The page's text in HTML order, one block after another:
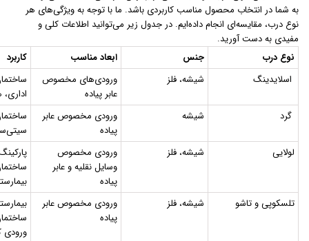
به شما در انتخاب محصول مناسب کاربردی باشد. ما با توجه به ویژگی‌های هر
نوع درب، مقایسه‌ای انجام داده‌ایم. در جدول زیر می‌توانید اطلاعات کلی و
مفیدی به دست آورید.
نوع درب
جنس ابعاد مناسب
کاربرد
اسلایدینگ
شیشه، فلز
ورودی‌های مخصوص
عابر پیاده
گرد
شیشه
ورودی مخصوص عابر
پیاده
لولایی
شیشه، فلز
ورودی مخصوص
وسایل نقلیه و عابر
پیاده
تلسکوپی و تاشو
شیشه، فلز
ورودی مخصوص عابر
پیاده
ورودی